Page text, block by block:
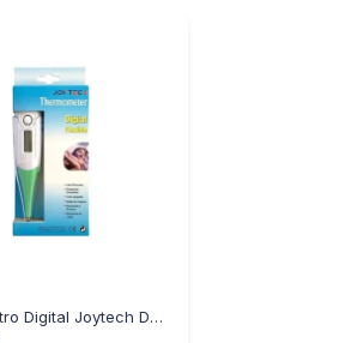
Termometro Digital Joytech DMT-433 Flexible